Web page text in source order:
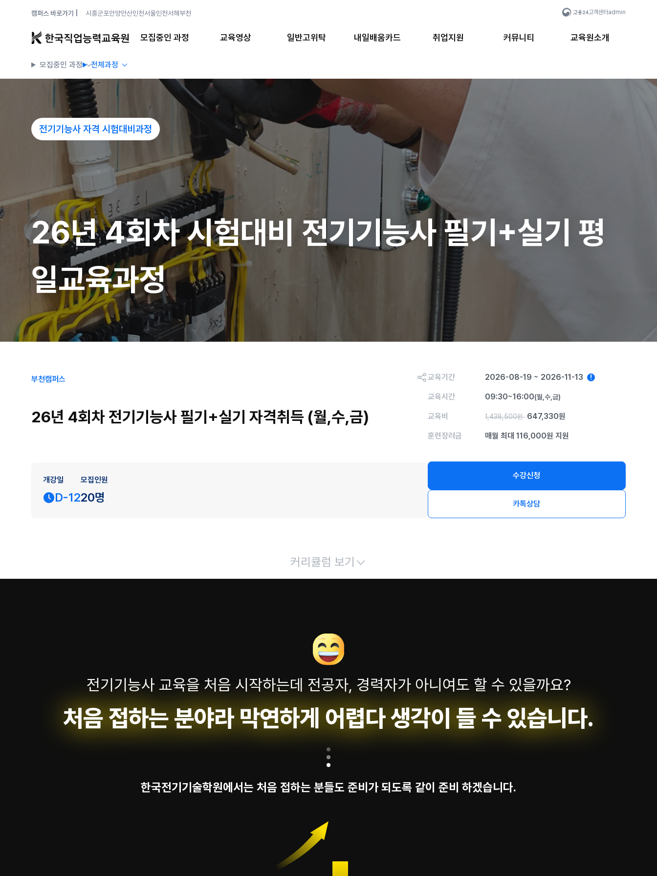
캠퍼스 바로가기 | 시흥군포안양안산인천서울인천서해부천 고객센터 admin
모집중인 과정 교육영상 일반고위탁 내일배움카드 취업지원 커뮤니티 교육원소개
모집중인 과정 전체과정
전기기능사 자격 시험대비과정
26년 4회차 시험대비 전기기능사 필기+실기 평
일교육과정
부천캠퍼스
26년 4회차 전기기능사 필기+실기 자격취득 (월,수,금)
개강일
D-12
모집인원
20명
교육기간 2026-08-19 ~ 2026-11-13 !
교육시간 09:30~16:00(월,수,금)
교육비 1,438,500원 647,330원
훈련장려금 매월 최대 116,000원 지원
수강신청
카톡상담
커리큘럼 보기
전기기능사 교육을 처음 시작하는데 전공자, 경력자가 아니여도 할 수 있을까요?
처음 접하는 분야라 막연하게 어렵다 생각이 들 수 있습니다.
한국전기기술학원에서는 처음 접하는 분들도 준비가 되도록 같이 준비 하겠습니다.